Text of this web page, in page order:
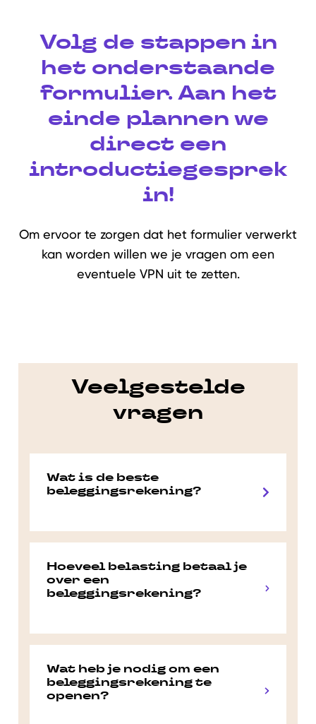
Volg de stappen in
het onderstaande
formulier. Aan het
einde plannen we
direct een
introductiegesprek
in!
Om ervoor te zorgen dat het formulier verwerkt
kan worden willen we je vragen om een
eventuele VPN uit te zetten.
Veelgestelde
vragen
Wat is de beste
beleggingsrekening?
Hoeveel belasting betaal je
over een
beleggingsrekening?
Wat heb je nodig om een
beleggingsrekening te
openen?